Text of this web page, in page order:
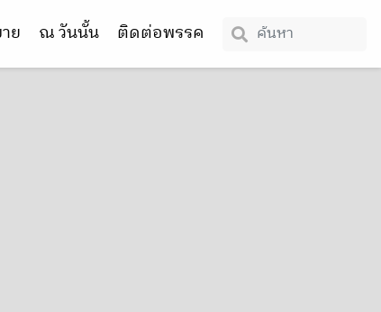
ย ณ วันนั้น ติดต่อพรรค